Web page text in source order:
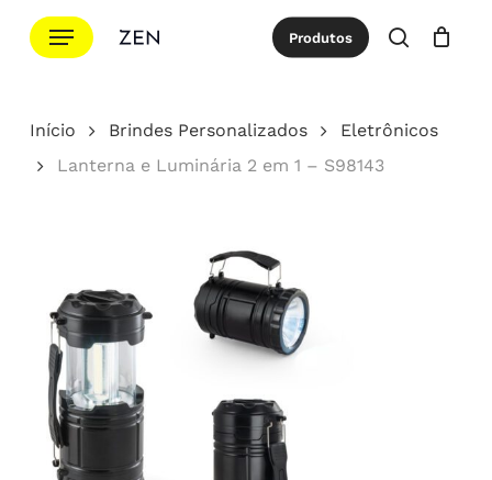
para
principal
Menu Produtos
procurar
Cotação Close
Início Brindes Personalizados
Eletrônicos
Lanterna e Luminária 2 em 1 – S98143